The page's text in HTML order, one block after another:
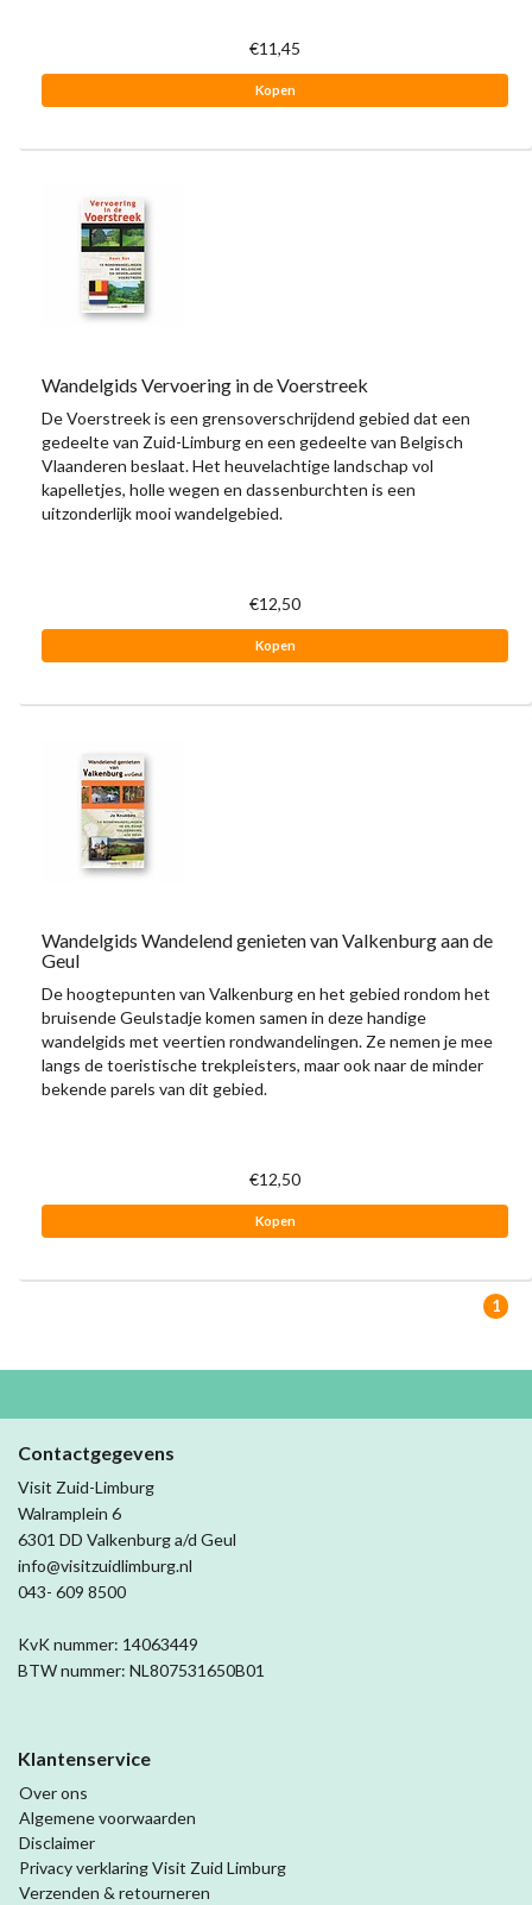
€11,45
Kopen
Wandelgids Vervoering in de Voerstreek
De Voerstreek is een grensoverschrijdend gebied dat een
gedeelte van Zuid-Limburg en een gedeelte van Belgisch
Vlaanderen beslaat. Het heuvelachtige landschap vol
kapelletjes, holle wegen en dassenburchten is een
uitzonderlijk mooi wandelgebied.
€12,50
Kopen
Wandelgids Wandelend genieten van Valkenburg aan de
Geul
De hoogtepunten van Valkenburg en het gebied rondom het
bruisende Geulstadje komen samen in deze handige
wandelgids met veertien rondwandelingen. Ze nemen je mee
langs de toeristische trekpleisters, maar ook naar de minder
bekende parels van dit gebied.
€12,50
Kopen
1
Contactgegevens
Visit Zuid-Limburg
Walramplein 6
6301 DD Valkenburg a/d Geul
info@visitzuidlimburg.nl
043- 609 8500
KvK nummer: 14063449
BTW nummer: NL807531650B01
Klantenservice
Over ons
Algemene voorwaarden
Disclaimer
Privacy verklaring Visit Zuid Limburg
Verzenden & retourneren